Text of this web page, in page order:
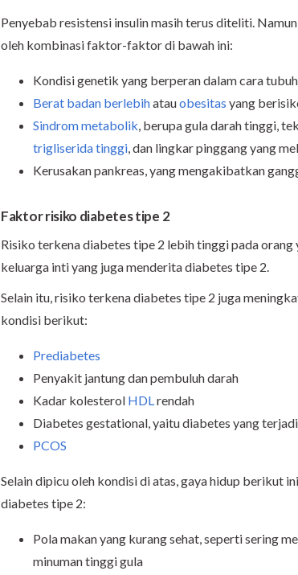
Penyebab resistensi insulin masih terus diteliti.
oleh kombinasi faktor-faktor di bawah ini:
Kondisi genetik yang berperan dalam cara
Berat badan berlebihatauobesitas yang
Sindrom metabolik, berupa gula darah tinggi,
trigliserida tinggi, dan lingkar pinggang yang
Kerusakan pankreas, yang mengakibatkan
Faktor risiko diabetes tipe 2
Risiko terkena diabetes tipe 2 lebih tinggi pada
keluarga inti yang juga menderita diabetes tipe 2.
Selain itu, risiko terkena diabetes tipe 2 juga
kondisi berikut:
Prediabetes
Penyakit jantung dan pembuluh darah
Kadar kolesterol HDLrendah
Diabetes gestational, yaitu diabetes yang
PCOS
Selain dipicu oleh kondisi di atas, gaya hidup berikut
diabetes tipe 2:
Pola makan yang kurang sehat, seperti sering
minuman tinggi gula